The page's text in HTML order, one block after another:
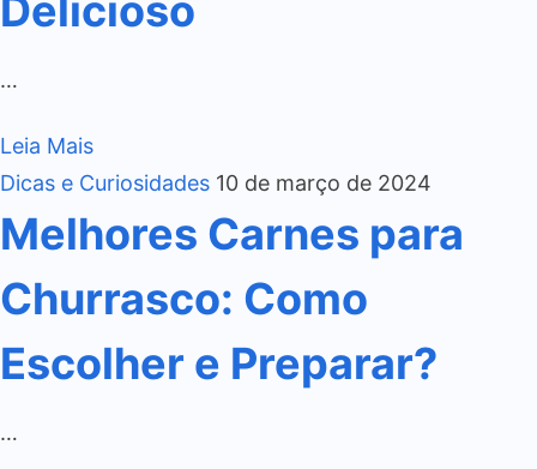
Delicioso
…
Leia Mais
Dicas e Curiosidades 10 de março de 2024
Melhores Carnes para
Churrasco: Como
Escolher e Preparar?
…